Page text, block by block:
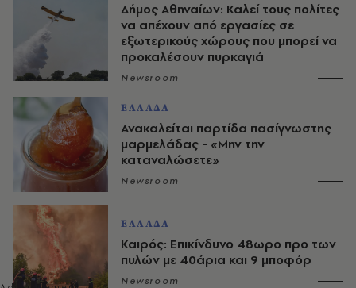
Δήμος Αθηναίων: Καλεί τους πολίτες
να απέχουν από εργασίες σε
εξωτερικούς χώρους που μπορεί να
προκαλέσουν πυρκαγιά
Newsroom
ΕΛΛΑΔΑ
Ανακαλείται παρτίδα πασίγνωστης
μαρμελάδας - «Μην την
καταναλώσετε»
Newsroom
ΕΛΛΑΔΑ
Καιρός: Επικίνδυνο 48ωρο προ των
πυλών με 40άρια και 9 μποφόρ
Newsroom